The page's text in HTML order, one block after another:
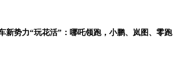
新势力“玩花活”：哪吒领跑，小鹏、岚图、零跑